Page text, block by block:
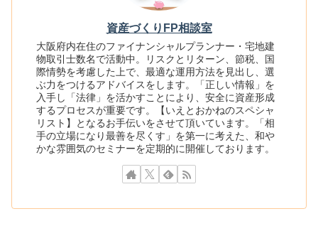
資産づくりFP相談室
大阪府内在住のファイナンシャルプランナー・宅地建
物取引士数名で活動中。リスクとリターン、節税、国
際情勢を考慮した上で、最適な運用方法を見出し、選
ぶ力をつけるアドバイスをします。「正しい情報」を
入手し「法律」を活かすことにより、安全に資産形成
するプロセスが重要です。【いえとおかねのスペシャ
リスト】となるお手伝いをさせて頂いています。「相
手の立場になり最善を尽くす」を第一に考えた、和や
かな雰囲気のセミナーを定期的に開催しております。